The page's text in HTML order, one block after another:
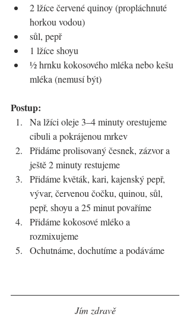
2 lžíce červené quinoy (propláchnuté
horkou vodou)
sůl, pepř
1 lžíce shoyu
½ hrnku kokosového mléka nebo kešu
mléka (nemusí být)
Postup:
Na lžíci oleje 3–4 minuty orestujeme
cibuli a pokrájenou mrkev
Přidáme prolisovaný česnek, zázvor a
ještě 2 minuty restujeme
Přidáme květák, kari, kajenský pepř,
vývar, červenou čočku, quinou, sůl,
pepř, shoyu a 25 minut povaříme
Přidáme kokosové mléko a
rozmixujeme
Ochutnáme, dochutíme a podáváme
Jím zdravě